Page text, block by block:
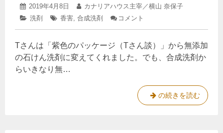
学
敏
症
投
稿
2019年4月8日
2022
年
2
月
日
投
稿
カナリアハウス主宰／横山 奈保子
カ
リ
ー:
洗剤
タ
香害, 合成洗剤 コメント
き
柔
軟
の
Tさんは「紫色のパッケージ（Tさん談）」から無添加
の石けん洗剤に変えてくれました。でも、合成洗剤か
らいきなり無…
香
り
の続きを読む